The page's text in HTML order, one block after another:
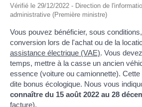
Vérifié le 29/12/2022 - Direction de
administrative (Première ministre)
Vous pouvez bénéficier, sous
conversion lors de l'achat ou de la
assistance électrique (VAE). Vous
temps, mettre à la casse un ancien
essence (voiture ou camionnette).
dite bonus écologique. Nous vous
connaître du 15 août 2022 au 28
facture).